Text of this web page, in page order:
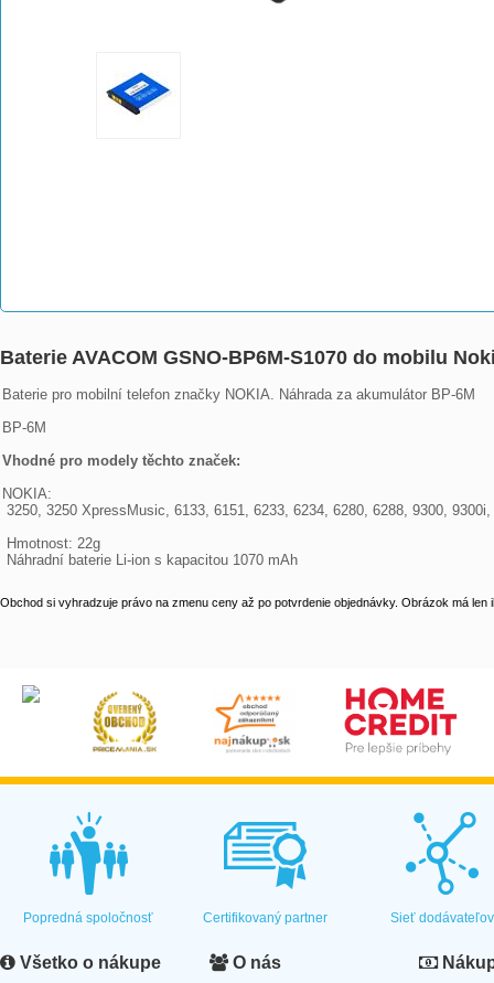
Baterie AVACOM GSNO-BP6M-S1070 do mobilu
Baterie pro mobilní telefon značky NOKIA. Náhrada za akumulátor BP-6M
BP-6M
Vhodné pro modely těchto značek:
NOKIA:
3250, 3250 XpressMusic, 6133, 6151, 6233, 6234, 6280, 6288, 9300,
Hmotnost: 22g
Náhradní baterie Li-ion s kapacitou 1070 mAh
Obchod si vyhradzuje právo na zmenu ceny až po potvrdenie objednávky. Obrázok má len
Popredná spoločnosť Certifikovaný partner Sieť dodávateľov
Všetko o nákupe O nás